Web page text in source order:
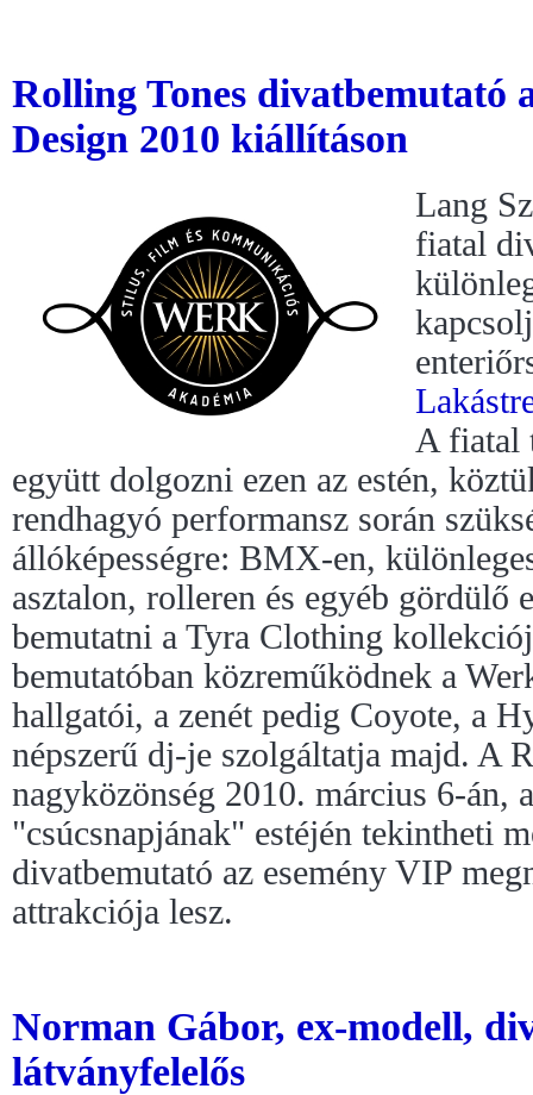
Rolling Tones divatbemutató
Design 2010 kiállításon
Lang
fiatal
A fiatal
együtt dolgozni ezen az estén,
rendhagyó performansz során
állóképességre: BMX-en,
asztalon, rolleren és egyéb gördülő
bemutatni a Tyra Clothing
bemutatóban közreműködnek a
hallgatói, a zenét pedig Coyote, a
népszerű dj-je szolgáltatja majd. A
nagyközönség 2010. március 6-án,
"csúcsnapjának" estéjén tekintheti
divatbemutató az esemény VIP
attrakciója lesz.
Norman Gábor, ex-modell,
látványfelelős